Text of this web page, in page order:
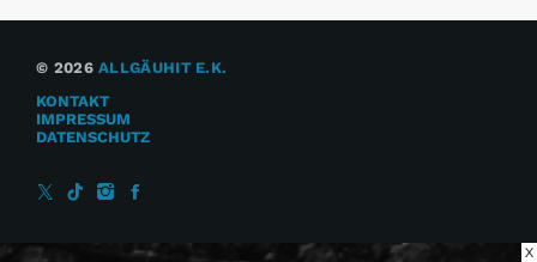
© 2026ALLGÄUHIT E.K.
KONTAKT
IMPRESSUM
DATENSCHUTZ
X